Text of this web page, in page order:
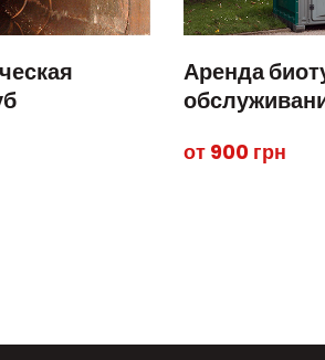
Аренда
от 900 грн